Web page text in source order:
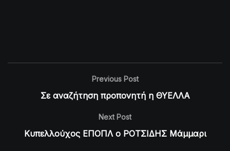
Previous Post
Σε αναζήτηση προπονητή η ΘΥΕΛΛΑ
Next Post
Κυπελλούχος ΕΠΟΠΛ ο ΡΟΤΣΙΔΗΣ Μάμμαρι